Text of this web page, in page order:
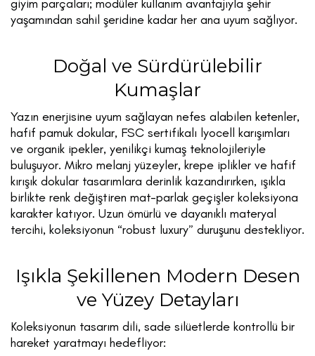
giyim parçaları; modüler kullanım avantajıyla şehir
yaşamından sahil şeridine kadar her ana uyum sağlıyor.
Doğal ve Sürdürülebilir
Kumaşlar
Yazın enerjisine uyum sağlayan nefes alabilen ketenler,
hafif pamuk dokular, FSC sertifikalı lyocell karışımları
ve organik ipekler, yenilikçi kumaş teknolojileriyle
buluşuyor. Mikro melanj yüzeyler, krepe iplikler ve hafif
kırışık dokular tasarımlara derinlik kazandırırken, ışıkla
birlikte renk değiştiren mat-parlak geçişler koleksiyona
karakter katıyor. Uzun ömürlü ve dayanıklı materyal
tercihi, koleksiyonun “robust luxury” duruşunu destekliyor.
Işıkla Şekillenen Modern Desen
ve Yüzey Detayları
Koleksiyonun tasarım dili, sade silüetlerde kontrollü bir
hareket yaratmayı hedefliyor: